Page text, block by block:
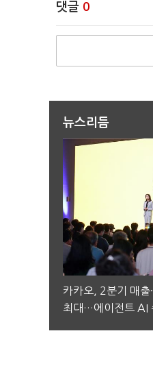
댓글 0
뉴스리듬
카카오, 2분기 매출
최대…에이전트 AI